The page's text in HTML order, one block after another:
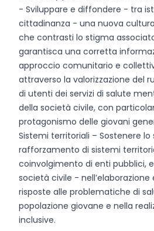
- Sviluppare e diffondere - tra
cittadinanza - una nuova
che contrasti lo stigma
garantisca una corretta
approccio comunitario e
attraverso la valorizzazione del
di utenti dei servizi di salute
della società civile, con
protagonismo delle giovani
Sistemi territoriali – Sostenere lo
rafforzamento di sistemi
coinvolgimento di enti pubblici,
società civile -
risposte alle problematiche di
popolazione giovane e nella
inclusive.